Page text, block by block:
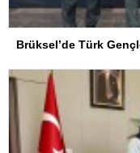
Brüksel’de Türk